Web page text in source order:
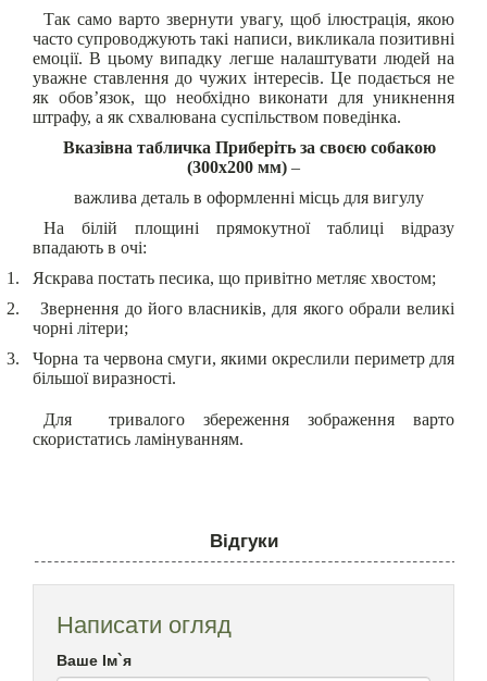
Так само варто звернути увагу, щоб ілюстрація, якою
часто супроводжують такі написи, викликала позитивні
емоції. В цьому випадку легше налаштувати людей на
уважне ставлення до чужих інтересів. Це подається не
як обов’язок, що необхідно виконати для уникнення
штрафу, а як схвалювана суспільством поведінка.
Вказівна табличка Приберіть за своєю собакою
(300х200 мм) –
важлива деталь в оформленні місць для вигулу
На білій площині прямокутної таблиці відразу
впадають в очі:
1.
Яскрава постать песика, що привітно метляє хвостом;
2.
Звернення до його власників, для якого обрали великі
чорні літери;
3.
Чорна та червона смуги, якими окреслили периметр для
більшої виразності.
Для тривалого збереження зображення варто
скористатись ламінуванням.
Відгуки
Написати огляд
Ваше Ім`я